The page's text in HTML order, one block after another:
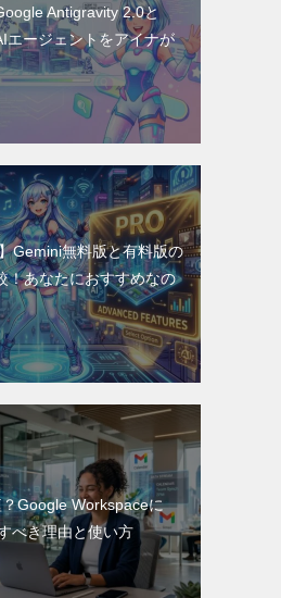
Antigravity 2.0と
エージェントをアイナが
Gemini無料版と有料版の
！あなたにおすすめなの
Google Workspaceに
べき理由と使い方